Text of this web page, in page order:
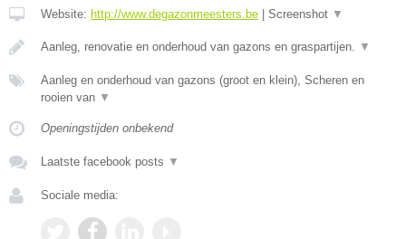
Website: http://www.degazonmeesters.be Screenshot ▼
Aanleg, renovatie en onderhoud van gazons en graspartijen. ▼
Aanleg en onderhoud van gazons (groot en klein), Scheren en
rooien van ▼
Openingstijden onbekend
Laatste facebook posts ▼
Sociale media: